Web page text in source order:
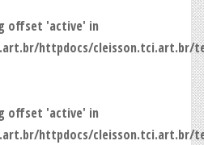
offset 'active' in
httpdocs/cleisson.tci.art.br/
offset 'active' in
httpdocs/cleisson.tci.art.br/